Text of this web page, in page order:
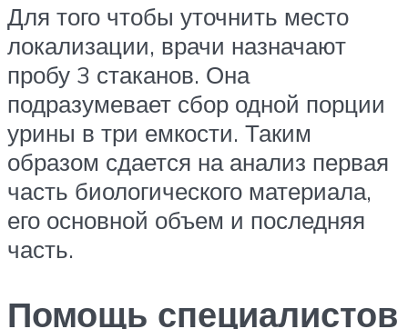
Для того чтобы уточнить место
локализации, врачи назначают
пробу 3 стаканов. Она
подразумевает сбор одной порции
урины в три емкости. Таким
образом сдается на анализ первая
часть биологического материала,
его основной объем и последняя
часть.
Помощь специалистов